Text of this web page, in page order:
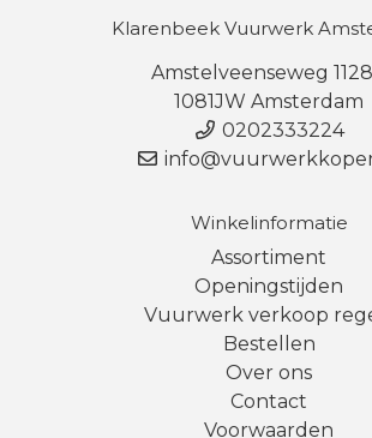
Klarenbeek Vuurwerk
Amstelveenseweg
1081JW Amsterdam
0202333224
Winkelinformatie
Assortiment
Openingstijden
Vuurwerk verkoop
Bestellen
Over ons
Contact
Voorwaarden